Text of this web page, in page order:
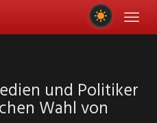
und Politiker
Wahl von